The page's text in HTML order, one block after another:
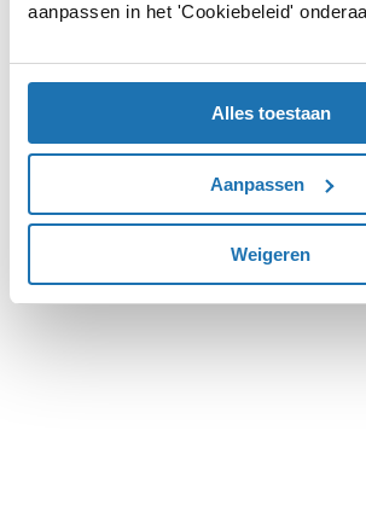
aanpassen in het 'Cookiebeleid'
Alles toestaan
Aanpassen
Weigeren
more information).